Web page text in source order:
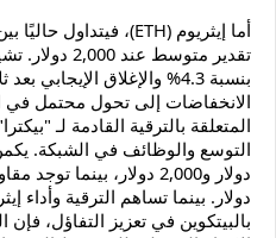
تقدير متوسط
بنسبة 4.3% والإغلاق
الانخفاضات إلى تحول محتمل في
المتعلقة بالترقية القادمة لـ
دولار. بينما تساهم الترقية وأداء
بالبيتكوين في تعزيز التفاؤل،